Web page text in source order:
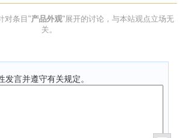
对条目"产品外观"展开的讨论，与本站观点立场无
关。
发言并遵守有关规定。